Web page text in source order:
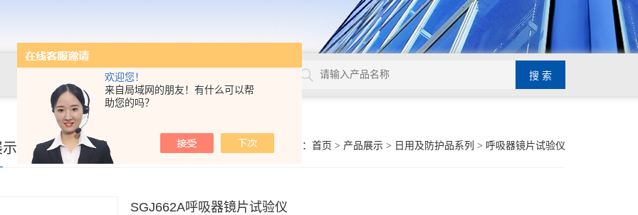
欢迎您！
来自局域网的朋友！有什么可以帮
助您的吗？
，塑料，劳保用品，土工合成材料，软体家具，儿童玩具，电线
你的位置： 首页 > 产品展示 > 日用及防护品系列 > 呼吸器镜片试验仪
SGJ662A呼吸器镜片试验仪